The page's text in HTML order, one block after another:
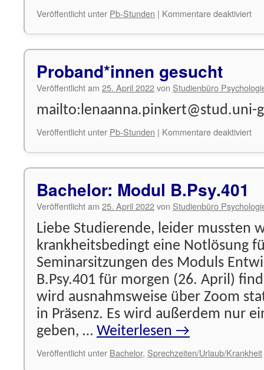
Veröffentlicht unter Pb-Stunden | Kommentare deaktiviertfür
Proband*innen gesucht
Veröffentlicht am 25. April 2022von Studienbüro
mailto:lenaanna.pinkert@stud.uni-
Veröffentlicht unter Pb-Stunden | Kommentare deaktiviertfür
Bachelor: Modul B.Psy.401
Veröffentlicht am 25. April 2022von Studienbüro
Liebe Studierende, leider mussten
krankheitsbedingt eine Notlösung
Seminarsitzungen des Moduls
B.Psy.401 für morgen (26. April)
wird ausnahmsweise über Zoom
in Präsenz. Es wird außerdem nur
geben, … Weiterlesen →
Veröffentlicht unter Bachelor, Sprechzeiten/Urlaub/Krankheit